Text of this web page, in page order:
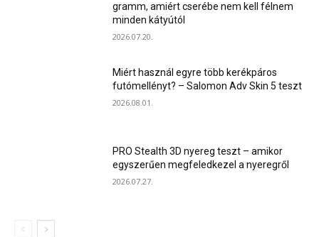
gramm, amiért cserébe nem kell félnem
minden kátyútól
2026.07.20.
Miért használ egyre több kerékpáros
futómellényt? – Salomon Adv Skin 5 teszt
2026.08.01.
PRO Stealth 3D nyereg teszt – amikor
egyszerűen megfeledkezel a nyeregről
2026.07.27.